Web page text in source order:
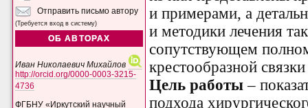
Отправить письмо автору
(Требуется вход в систему)
ОБ АВТОРАХ
Иван Николаевич Михайлов
http://orcid.org/0000-0003-3215-
4736
ФГБНУ «Иркутский научный
и примерами, а
и методики лечения
сопутствующем
крестообразной
Цель работы –
подхода